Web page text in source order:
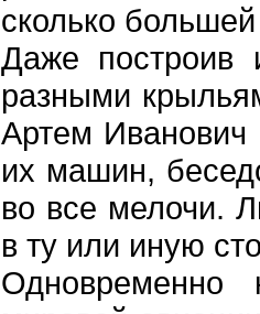
сколько
Даже построив
разными
Артем Иванович
их машин,
во все мелочи.
в ту или иную
Одновременно